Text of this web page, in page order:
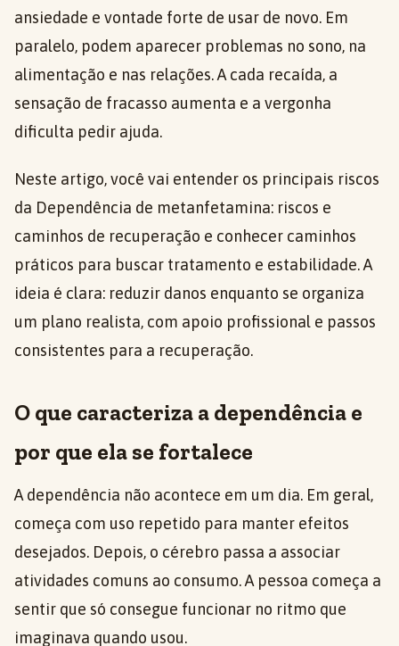
ansiedade e vontade forte de usar de novo. Em
paralelo, podem aparecer problemas no sono, na
alimentação e nas relações. A cada recaída, a
sensação de fracasso aumenta e a vergonha
dificulta pedir ajuda.
Neste artigo, você vai entender os principais riscos
da Dependência de metanfetamina: riscos e
caminhos de recuperação e conhecer caminhos
práticos para buscar tratamento e estabilidade. A
ideia é clara: reduzir danos enquanto se organiza
um plano realista, com apoio profissional e passos
consistentes para a recuperação.
O que caracteriza a dependência e
por que ela se fortalece
A dependência não acontece em um dia. Em geral,
começa com uso repetido para manter efeitos
desejados. Depois, o cérebro passa a associar
atividades comuns ao consumo. A pessoa começa a
sentir que só consegue funcionar no ritmo que
imaginava quando usou.